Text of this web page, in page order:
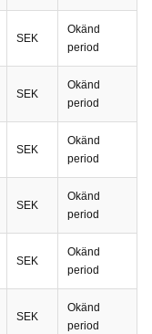
SEK
Okänd
period
SEK
Okänd
period
SEK
Okänd
period
SEK
Okänd
period
SEK
Okänd
period
SEK
Okänd
period